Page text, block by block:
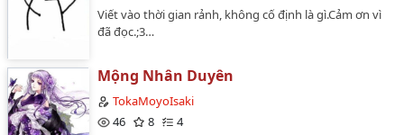
Viết vào thời gian rảnh, không cố định là gì.Cảm ơn vì
đã đọc.;3…
Mộng Nhân Duyên
TokaMoyoIsaki
46
8
4